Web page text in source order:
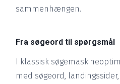
sammenhængen.
Fra søgeord til spørgsmål
I klassisk
med søgeord,